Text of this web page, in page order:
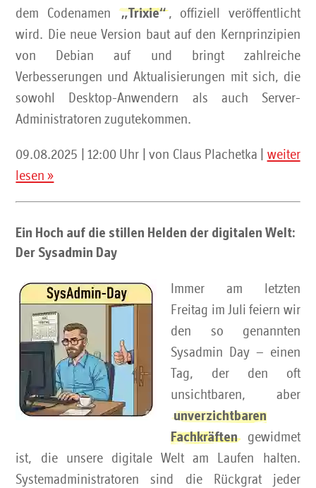
dem Codenamen
„Trixie“ , offiziell veröffentlicht
wird. Die neue Version baut auf den Kernprinzipien
von Debian auf und bringt zahlreiche
Verbesserungen und Aktualisierungen mit sich, die
sowohl Desktop-Anwendern als auch Server-
Administratoren zugutekommen.
09.08.2025 | 12:00 Uhr | von Claus Plachetka | weiter
lesen »
Ein Hoch auf die stillen Helden der digitalen Welt:
Der Sysadmin Day
Immer am letzten
Freitag im Juli feiern wir
den so genannten
Sysadmin Day – einen
Tag, der den oft
unsichtbaren, aber
unverzichtbaren
Fachkräften
gewidmet
ist, die unsere digitale Welt am Laufen halten.
Systemadministratoren sind die Rückgrat jeder